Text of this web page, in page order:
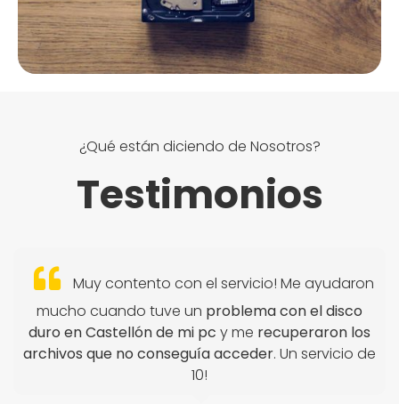
¿Qué están diciendo de Nosotros?
Testimonios
Muy contento con el servicio! Me ayudaron
mucho cuando tuve un problema con el disco
duro en Castellón de mi pc y me recuperaron los
archivos que no conseguía acceder. Un servicio de
10!